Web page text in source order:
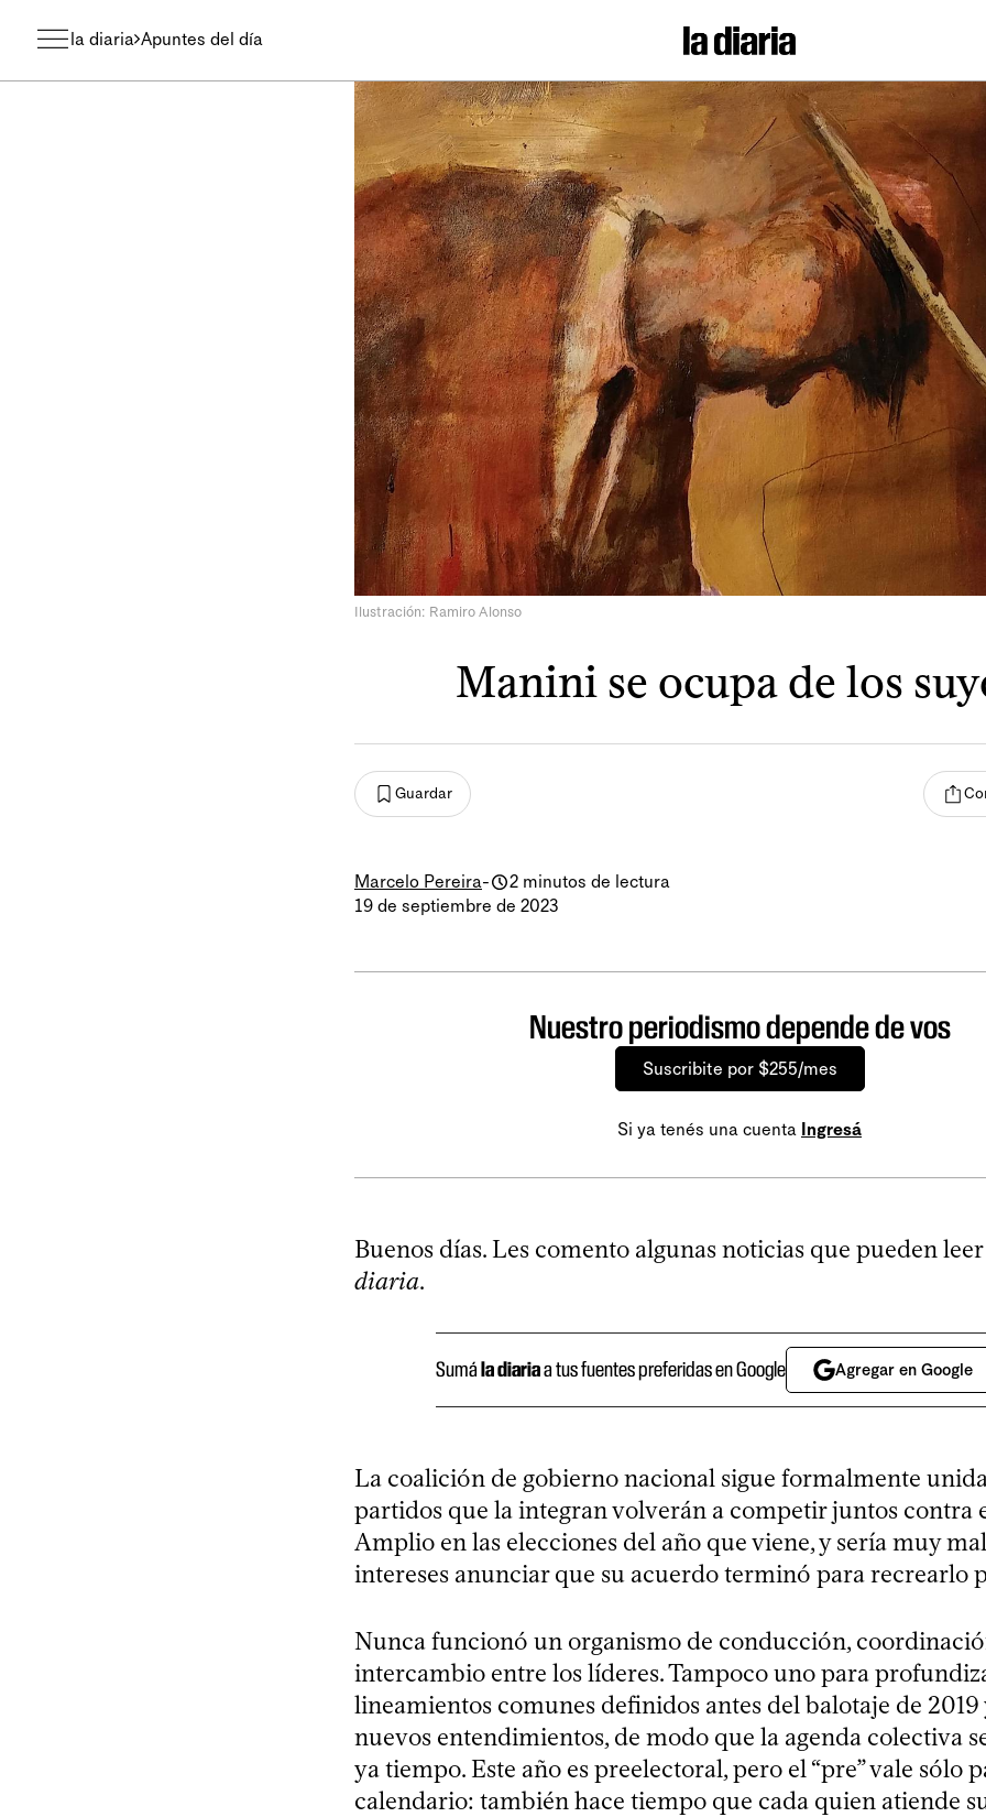
la diaria Apuntes del día
Ilustración: Ramiro Alonso
Manini se ocupa de los
Guardar
Marcelo Pereira-
2 minutos de lectura
19 de septiembre de 2023
Nuestro periodismo depende de vos
Suscribite por $255/mes
Si ya tenés una cuenta Ingresá
Buenos días. Les comento algunas noticias que pueden
diaria.
Sumála diariaa tus fuentes preferidas en Google Agregar en Google
La coalición de gobierno nacional sigue formalmente
partidos que la integran volverán a competir juntos contra
Amplio en las elecciones del año que viene, y sería muy
intereses anunciar que su acuerdo terminó para recrearlo
Nunca funcionó un organismo de conducción,
intercambio entre los líderes. Tampoco uno para
lineamientos comunes definidos antes del balotaje de 2019
nuevos entendimientos, de modo que la agenda colectiva
ya tiempo. Este año es preelectoral, pero el “pre” vale sólo
calendario: también hace tiempo que cada quien atiende